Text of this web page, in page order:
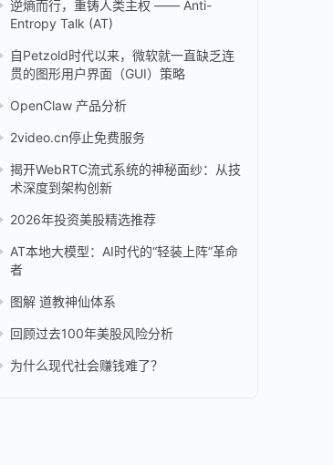
逆熵而行，重铸人类主权 —— Anti-
Entropy Talk (AT)
自Petzold时代以来，微软就一直缺乏连
贯的图形用户界面（GUI）策略
OpenClaw 产品分析
2video.cn停止免费服务
揭开WebRTC流式系统的神秘面纱：从技
术深度到架构创新
2026年投资美股精选推荐
AT本地大模型：AI时代的“轻装上阵”革命
者
图解 道教神仙体系
回顾过去100年美股风险分析
为什么现代社会赚钱难了？